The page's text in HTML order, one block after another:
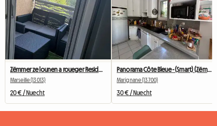
Marseille (13013)
20 € / Nuecht
Panorama Côte Bleue - (Smart) (Zëmmer)
Marignane (13700)
30 € / Nuecht